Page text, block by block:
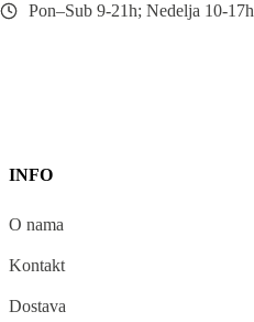
Pon–Sub 9-21h; Nedelja 10-17h
INFO
O nama
Kontakt
Dostava